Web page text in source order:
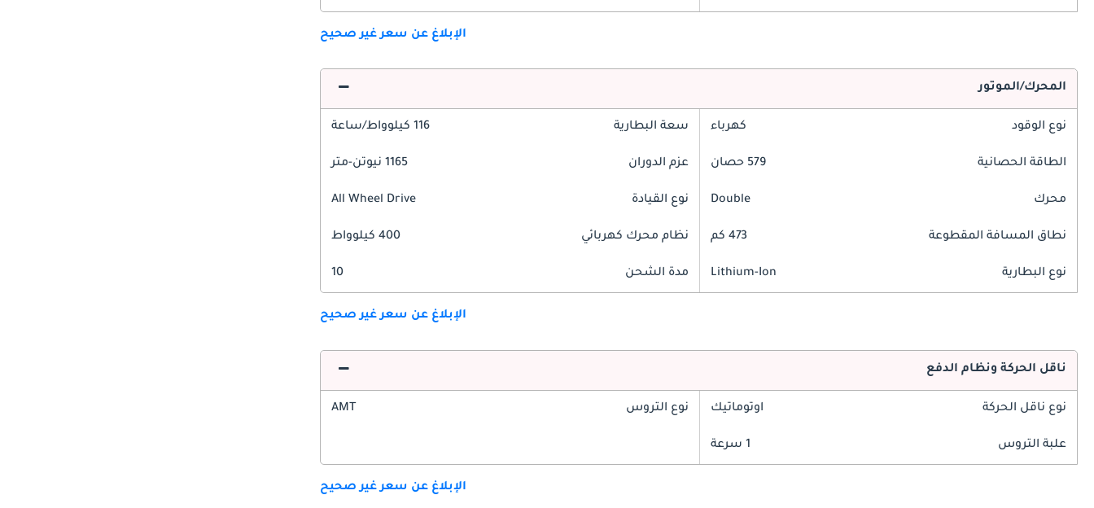
الإبلاغ عن سعر غير صحيح
المحرك/الموتور
نوع الوقود كهرباء سعة البطارية 116 كيلوواط/ساعة
الطاقة الحصانية 579 حصان عزم الدوران 1165 نيوتن-متر
محرك Double نوع القيادة All Wheel Drive
نطاق المسافة المقطوعة 473 كم نظام محرك كهربائي 400 كيلوواط
نوع البطارية Lithium-Ion مدة الشحن 10
الإبلاغ عن سعر غير صحيح
ناقل الحركة ونظام الدفع
نوع ناقل الحركة اوتوماتيك نوع التروس AMT
علبة التروس 1 سرعة
الإبلاغ عن سعر غير صحيح